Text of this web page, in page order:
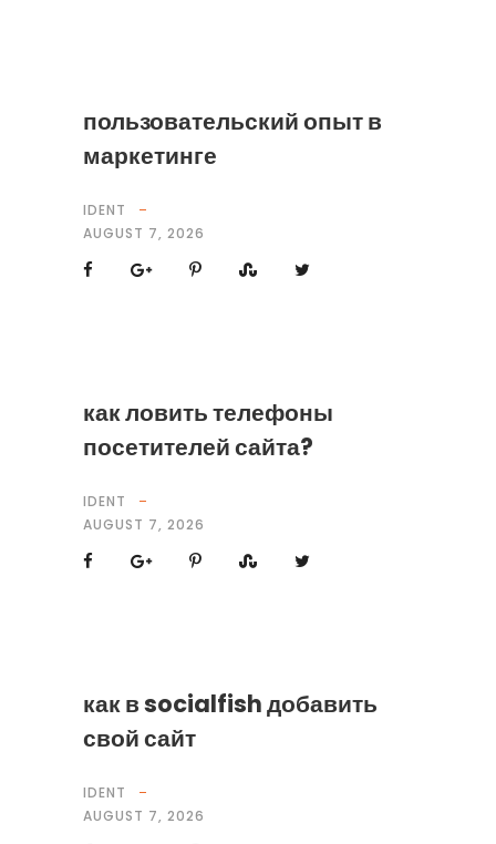
пользовательский опыт в
маркетинге
IDENT
AUGUST 7, 2026
как ловить телефоны
посетителей сайта?
IDENT
AUGUST 7, 2026
как в socialfish добавить
свой сайт
IDENT
AUGUST 7, 2026